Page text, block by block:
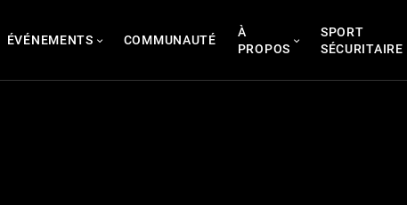
ÉVÉNEMENTS COMMUNAUTÉ
À
PROPOS
SPORT
SÉCURITAIRE